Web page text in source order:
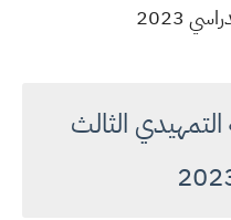
2023
التمهيدي الثالث